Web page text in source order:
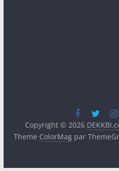
Copyright © 2026
Theme ColorMag par